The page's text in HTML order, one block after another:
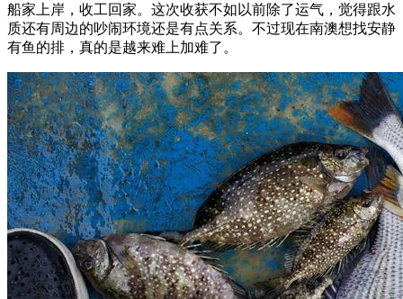
船家上岸，收工回家。这次收获不如以前除了运气，觉得跟水
质还有周边的吵闹环境还是有点关系。不过现在南澳想找安静
有鱼的排，真的是越来难上加难了。